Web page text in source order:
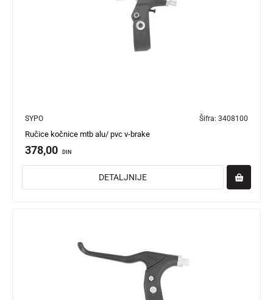
SYPO Šifra: 3408100
Ručice kočnice mtb alu/ pvc v-brake
378,00 DIN
DETALJNIJE